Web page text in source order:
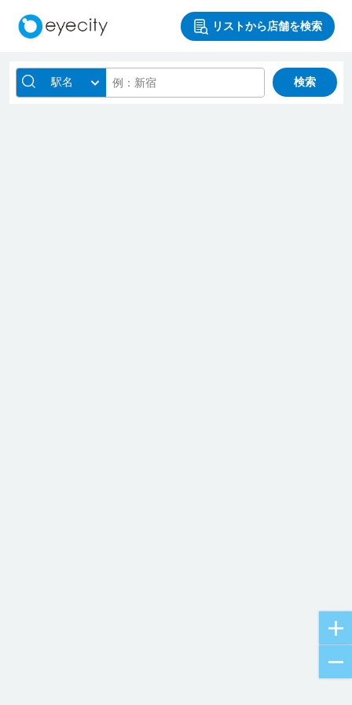
リストから店舗を検索
駅名 検索